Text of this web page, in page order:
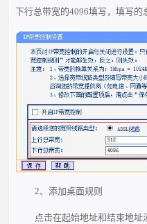
下行总带宽的4096填写，填写的
2、添加桌面规则
点击在起始地址和结束地址